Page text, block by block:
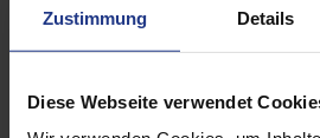
Zustimmung Details
Diese Webseite verwendet